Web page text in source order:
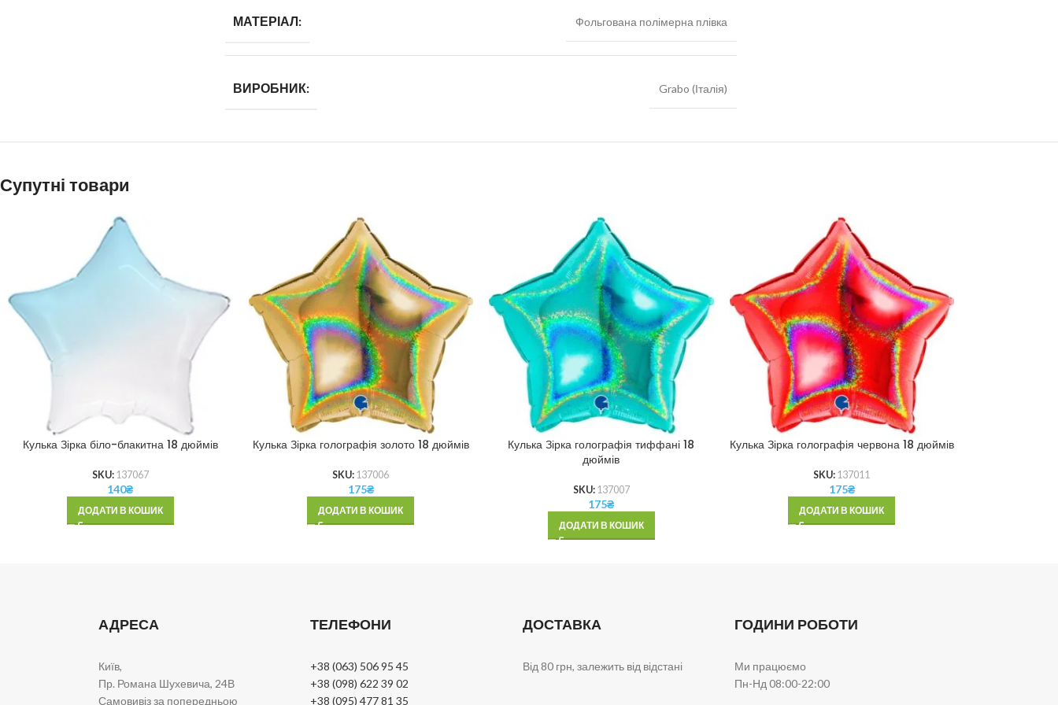
МАТЕРІАЛ: Фольгована полімерна плівка
ВИРОБНИК: Grabo (Італія)
Супутні товари
Кулька Зірка біло-блакитна 18 дюймів
SKU: 137067
140₴
ДОДАТИ В КОШИК
Кулька Зірка голографія золото 18 дюймів
SKU: 137006
175₴
ДОДАТИ В КОШИК
Кулька Зірка голографія тиффані 18
дюймів
SKU: 137007
175₴
ДОДАТИ В КОШИК
Кулька Зірка голографія червона 18 дюймів
SKU: 137011
175₴
ДОДАТИ В КОШИК
АДРЕСА
Київ,
Пр. Романа Шухевича, 24В
Самовивіз за попередньою
ТЕЛЕФОНИ
+38 (063) 506 95 45
+38 (098) 622 39 02
+38 (095) 477 81 35
ДОСТАВКА
Від 80 грн, залежить від відстані
ГОДИНИ РОБОТИ
Ми працюємо
Пн-Нд 08:00-22:00